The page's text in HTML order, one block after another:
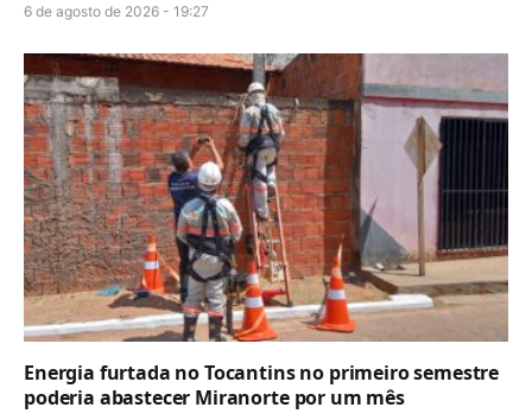
6 de agosto de 2026 - 19:27
Energia furtada no Tocantins no primeiro semestre
poderia abastecer Miranorte por um mês